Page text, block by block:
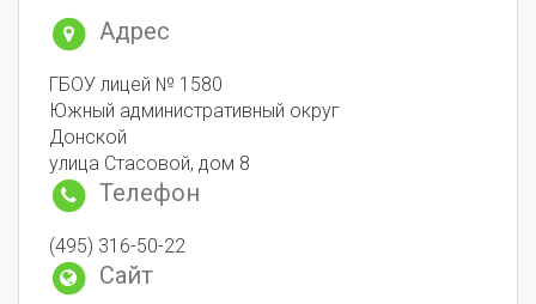
Адрес
ГБОУ лицей № 1580
Южный административный округ
Донской
улица Стасовой, дом 8
Телефон
(495) 316-50-22
Сайт